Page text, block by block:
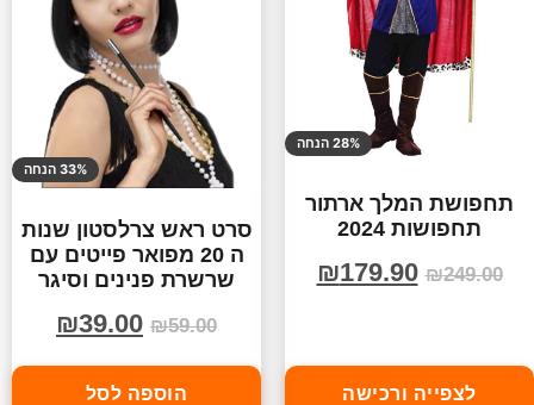
28% הנחה
תחפושת המלך ארתור
תחפושות 2024
₪249.00
₪179.90
לצפייה ורכישה
33% הנחה
סרט ראש צרלסטון שנות
ה 20 מפואר פייטים עם
שרשרת פנינים וסיגר
₪59.00
₪39.00
הוספה לסל